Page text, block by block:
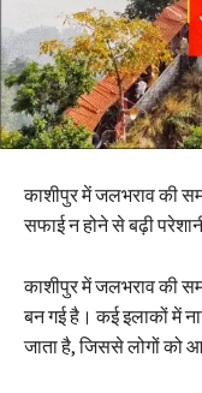
काशीपुर में जलभराव की
सफाई न होने से बढ़ी
काशीपुर में जलभराव की
बन गई है। कई इलाकों में
जाता है, जिससे लोगों को